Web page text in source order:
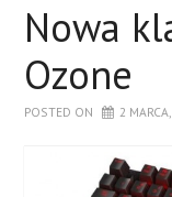
MONITORY
DRUKARKI
Nowa
Ozone
POSTED ON 2